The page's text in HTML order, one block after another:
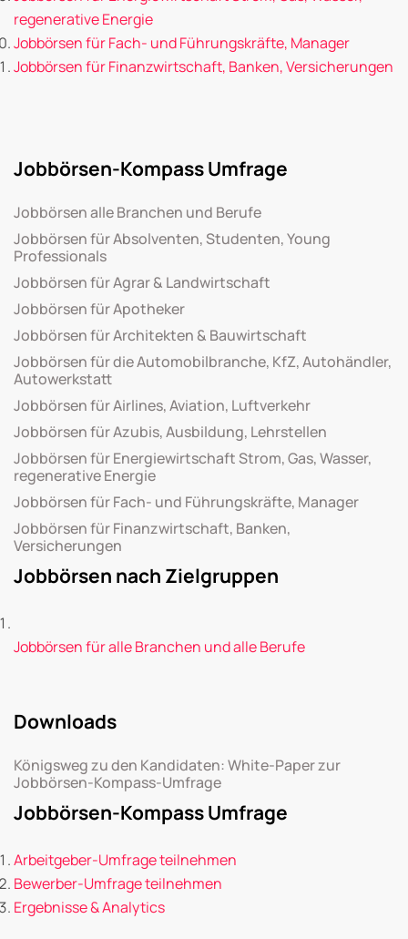
regenerative Energie
Jobbörsen für Fach- und Führungskräfte, Manager
Jobbörsen für Finanzwirtschaft, Banken, Versicherungen
Jobbörsen-Kompass Umfrage
Jobbörsen alle Branchen und Berufe
Jobbörsen für Absolventen, Studenten, Young
Professionals
Jobbörsen für Agrar & Landwirtschaft
Jobbörsen für Apotheker
Jobbörsen für Architekten & Bauwirtschaft
Jobbörsen für die Automobilbranche, KfZ, Autohändler,
Autowerkstatt
Jobbörsen für Airlines, Aviation, Luftverkehr
Jobbörsen für Azubis, Ausbildung, Lehrstellen
Jobbörsen für Energiewirtschaft Strom, Gas, Wasser,
regenerative Energie
Jobbörsen für Fach- und Führungskräfte, Manager
Jobbörsen für Finanzwirtschaft, Banken,
Versicherungen
Jobbörsen nach Zielgruppen
Jobbörsen für alle Branchen und alle Berufe
Downloads
Königsweg zu den Kandidaten: White-Paper zur
Jobbörsen-Kompass-Umfrage
Jobbörsen-Kompass Umfrage
Arbeitgeber-Umfrage teilnehmen
Bewerber-Umfrage teilnehmen
Ergebnisse & Analytics